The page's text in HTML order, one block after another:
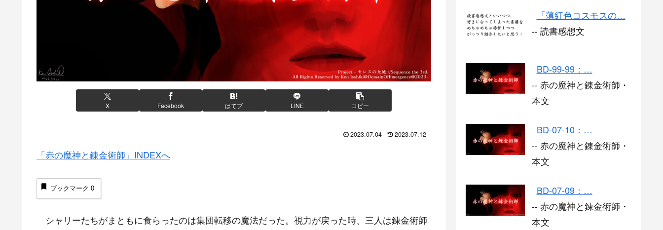
X Facebook はてブ LINE コピー
2023.07.04 2023.07.12
「赤の魔神と錬金術師」INDEXへ
ブックマーク 0
シャリーたちがまともに食らったのは集団転移の魔法だった。視力が戻った時、三人は錬金術師
「薄紅色コスモスの…
-- 読書感想文
BD-99-99：…
-- 赤の魔神と錬金術師・
本文
BD-07-10：…
-- 赤の魔神と錬金術師・
本文
BD-07-09：…
-- 赤の魔神と錬金術師・
本文